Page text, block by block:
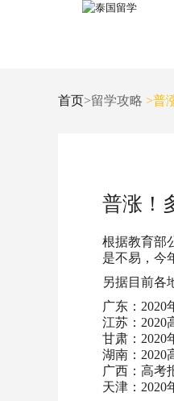
首页>留学攻略 >普
普涨！
根据教育部
是不易，今
另据目前
广东：2020
江苏：2020
甘肃：2020
湖南：2020
广西：高考
天津：2020